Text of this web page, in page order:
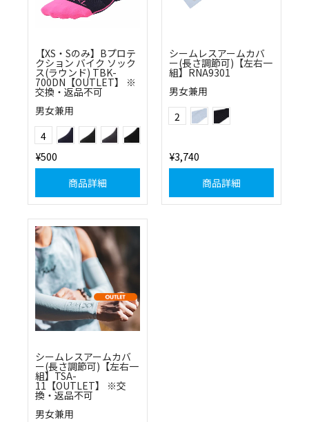
【XS・Sのみ】Bプロテ
クション バイク ソック
ス(ラウンド) TBK-
700DN【OUTLET】 ※
交換・返品不可
男女兼用
Color
4
ブラック×ブルー
¥500
商品詳細
シームレスアームカバ
ー(長さ調節可)【左右一
組】RNA9301
男女兼用
Color
2
¥3,740
商品詳細
シームレスアームカバ
ー(長さ調節可)【左右一
組】TSA-
11【OUTLET】 ※交
換・返品不可
男女兼用